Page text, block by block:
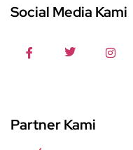
Social Media Kami
Partner Kami